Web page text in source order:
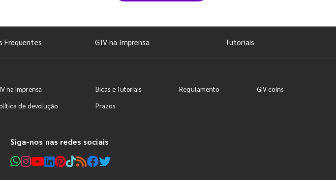
Frequentes GIV na Imprensa Tutoriais
na Imprensa Dicas e Tutoriais Regulamento
GIV coins
de devolução Prazos
Siga-nos nas redes sociais